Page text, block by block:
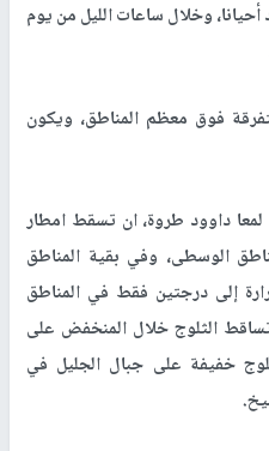
وخلال ساعات الليل من يوم
فوق معظم المناطق، ويكون
داوود طروة، ان تسقط امطار
المناطق الوسطى، وفي بقية المناطق
الحرارة إلى درجتين فقط في المناطق
تساقط الثلوج خلال المنخفض على
خفيفة على جبال الجليل في